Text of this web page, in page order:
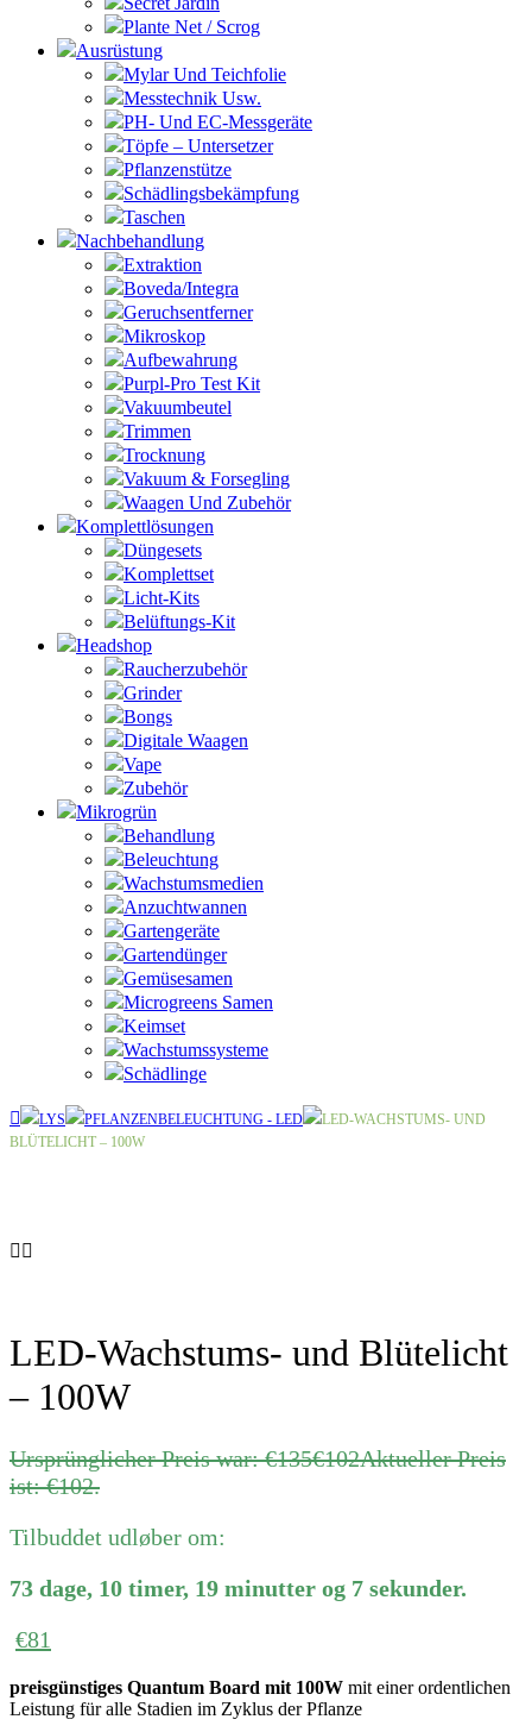
Plante Net / Scrog
Ausrüstung
Mylar Und Teichfolie
Messtechnik Usw.
PH- Und EC-Messgeräte
Töpfe – Untersetzer
Pflanzenstütze
Schädlingsbekämpfung
Taschen
Nachbehandlung
Extraktion
Boveda/Integra
Geruchsentferner
Mikroskop
Aufbewahrung
Purpl-Pro Test Kit
Vakuumbeutel
Trimmen
Trocknung
Vakuum & Forsegling
Waagen Und Zubehör
Komplettlösungen
Düngesets
Komplettset
Licht-Kits
Belüftungs-Kit
Headshop
Raucherzubehör
Grinder
Bongs
Digitale Waagen
Vape
Zubehör
Mikrogrün
Behandlung
Beleuchtung
Wachstumsmedien
Anzuchtwannen
Gartengeräte
Gartendünger
Gemüsesamen
Microgreens Samen
Keimset
Wachstumssysteme
Schädlinge
LYS PFLANZENBELEUCHTUNG - LED
LED-WACHSTUMS- UND
BLÜTELICHT – 100W
LED-Wachstums- und Blütelicht
– 100W
Ursprünglicher Preis war: €135€102Aktueller Preis
ist: €102.
Tilbuddet udløber om:
73 dage, 10 timer, 19 minutter og 7 sekunder.
€81
preisgünstiges Quantum Board mit 100W mit einer ordentlichen
Leistung für alle Stadien im Zyklus der Pflanze